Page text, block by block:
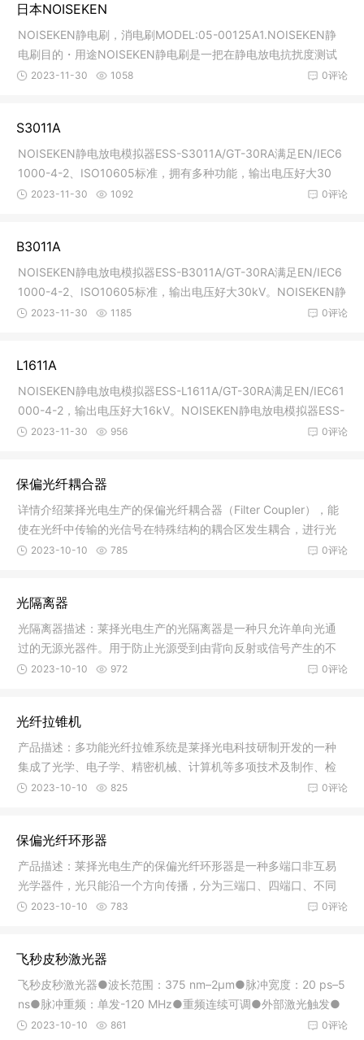
日本NOISEKEN
NOISEKEN静电刷，消电刷MODEL:05-00125A1.NOISEKEN静
电刷目的・用途NOISEKEN静电刷是一把在静电放电抗扰度测试
中可以简单手动除
0评论
2023-11-30 1058
S3011A
NOISEKEN静电放电模拟器ESS-S3011A/GT-30RA满足EN/IEC6
1000-4-2、ISO10605标准，拥有多种功能，输出电压好大30
V，功能全面，可连
0评论
2023-11-30 1092
B3011A
NOISEKEN静电放电模拟器ESS-B3011A/GT-30RA满足EN/IEC6
1000-4-2、ISO10605标准，输出电压好大30kV。NOISEKEN静
电放电模拟器ESS-B
0评论
2023-11-30 1185
L1611A
NOISEKEN静电放电模拟器ESS-L1611A/GT-30RA满足EN/IEC61
000-4-2，输出电压好大16kV。NOISEKEN静电放电模拟器ESS-
L1611A/GT-30RA
0评论
2023-11-30 956
保偏光纤耦合器
详情介绍莱择光电生产的保偏光纤耦合器（Filter Coupler），能
使在光纤中传输的光信号在特殊结构的耦合区发生耦合，进行光
功率的
0评论
2023-10-10 785
光隔离器
光隔离器描述：莱择光电生产的光隔离器是一种只允许单向光通
过的无源光器件。用于防止光源受到由背向反射或信号产生的不
良影响；
0评论
2023-10-10 972
光纤拉锥机
产品描述：多功能光纤拉锥系统是莱择光电科技研制开发的一种
集成了光学、电子学、精密机械、计算机等多项技术及制作、检
测、控制
0评论
2023-10-10 825
保偏光纤环形器
产品描述：莱择光电生产的保偏光纤环形器是一种多端口非互易
光学器件，光只能沿一个方向传播，分为三端口、四端口、不同
功率、不
0评论
2023-10-10 783
飞秒皮秒激光器
飞秒皮秒激光器●波长范围：375 nm–2μm●脉冲宽度：20 ps–5
ns●脉冲重频：单发-120 MHz●重频连续可调●外部激光触发●
高脉
0评论
2023-10-10 861